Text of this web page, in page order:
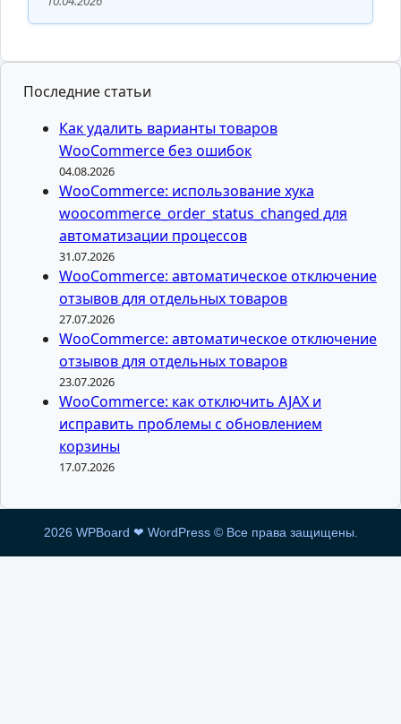
Последние статьи
Как удалить варианты товаров
WooCommerce без ошибок
04.08.2026
WooCommerce: использование хука
woocommerce_order_status_changed для
автоматизации процессов
31.07.2026
WooCommerce: автоматическое отключение
отзывов для отдельных товаров
27.07.2026
WooCommerce: автоматическое отключение
отзывов для отдельных товаров
23.07.2026
WooCommerce: как отключить AJAX и
исправить проблемы с обновлением
корзины
17.07.2026
2026 WPBoard ❤ WordPress © Все права защищены.